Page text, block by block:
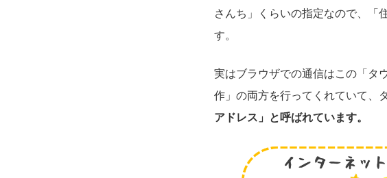
さんち」くらいの指定なので、「
す。
実はブラウザでの通信はこの「タ
作」の両方を行ってくれていて、
アドレス」と呼ばれています。